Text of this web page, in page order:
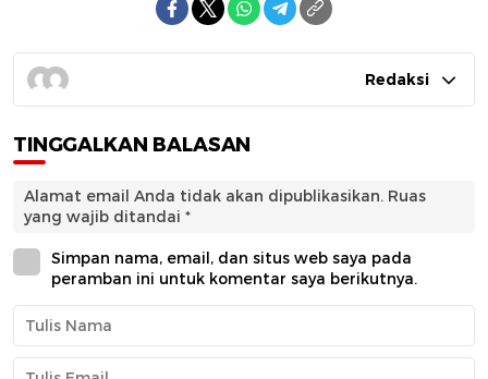
Redaksi
TINGGALKAN BALASAN
Alamat email Anda tidak akan dipublikasikan. Ruas
yang wajib ditandai *
Simpan nama, email, dan situs web saya pada
peramban ini untuk komentar saya berikutnya.